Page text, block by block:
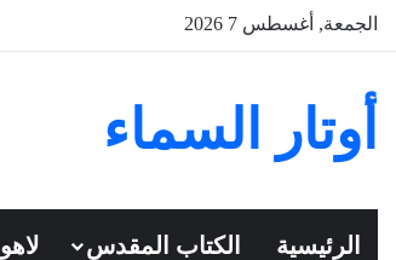
الجمعة, أغسطس 7 2026
أوتار السماء
الرئيسية الكتاب المقدس